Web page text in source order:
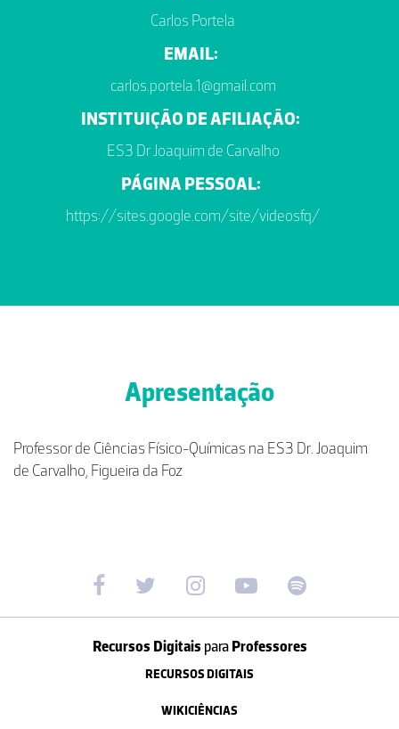
Carlos Portela
EMAIL:
carlos.portela.1@gmail.com
INSTITUIÇÃO DE AFILIAÇÃO:
ES3 Dr Joaquim de Carvalho
PÁGINA PESSOAL:
https://sites.google.com/site/videosfq/
Apresentação
Professor de Ciências Físico-Químicas na ES3 Dr. Joaquim
de Carvalho, Figueira da Foz
Recursos Digitais paraProfessores
RECURSOS DIGITAIS
WIKICIÊNCIAS